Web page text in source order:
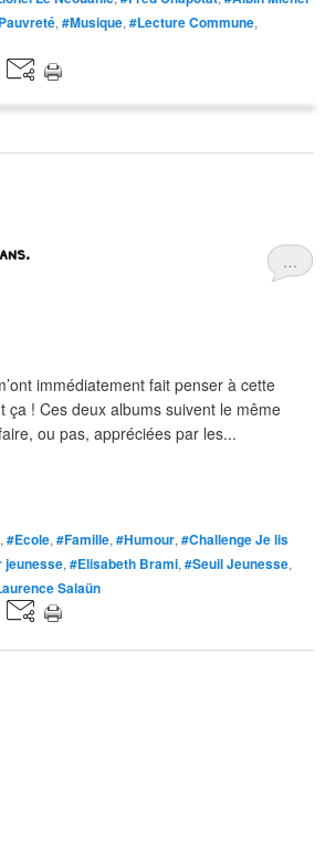
, #Musique, #Lecture Commune,
…
immédiatement fait penser à cette
ça ! Ces deux albums suivent le même
ou pas, appréciées par les...
, #Ecole, #Famille, #Humour, #Challenge Je lis
jeunesse, #Elisabeth Brami, #Seuil Jeunesse,
Salaün